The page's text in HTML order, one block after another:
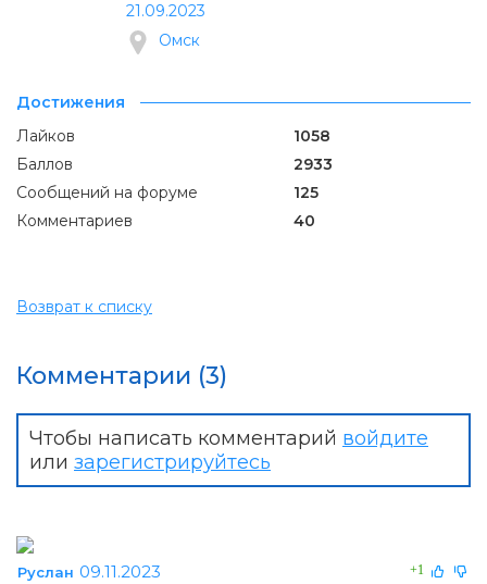
21.09.2023
Омск
Достижения
Лайков
1058
Баллов
2933
Сообщений на форуме
125
Комментариев
40
Возврат к списку
Комментарии (3)
Чтобы написать комментарий войдите
или зарегистрируйтесь
+1
Руслан 09.11.2023